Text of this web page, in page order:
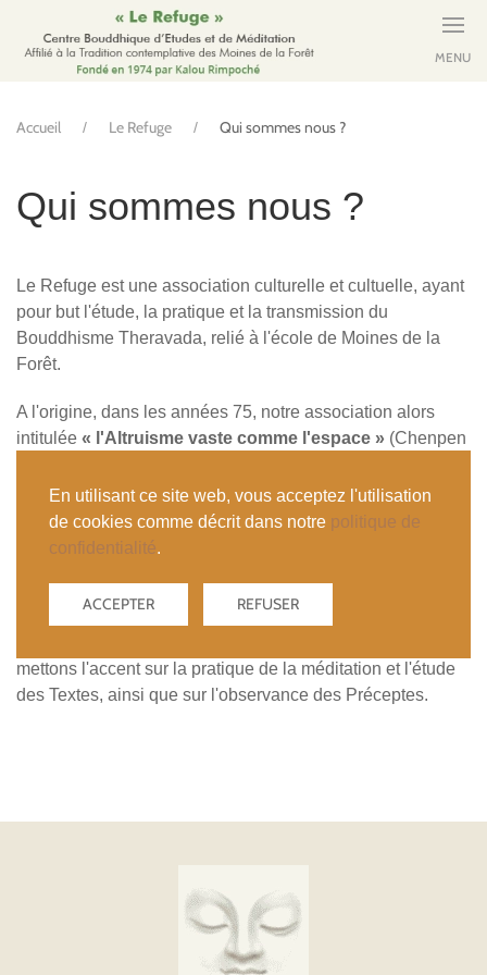
MENU
Accueil Le Refuge Qui sommes nous ?
Qui sommes nous ?
Le Refuge est une association culturelle et cultuelle, ayant
pour but l'étude, la pratique et la transmission du
Bouddhisme Theravada, relié à l'école de Moines de la
Forêt.
A l'origine, dans les années 75, notre association alors
intitulée « l'Altruisme vaste comme l'espace » (Chenpen
a permis, tant à Marseille qu'à Eguilles, une large diffusion
des paroles du Bouddha, dans un esprit de grande
ouverture.
Moines de la Forêt
, nous sommes devenus
mettons l'accent sur la pratique de la méditation et l'étude
des Textes, ainsi que sur l'observance des Préceptes.
En utilisant ce site web, vous acceptez l'utilisation
de cookies comme décrit dans notre politique de
confidentialité.
ACCEPTER REFUSER